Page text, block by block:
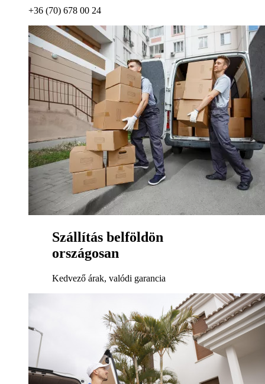
+36 (70) 678 00 24
Szállítás belföldön
országosan
Kedvező árak, valódi garancia